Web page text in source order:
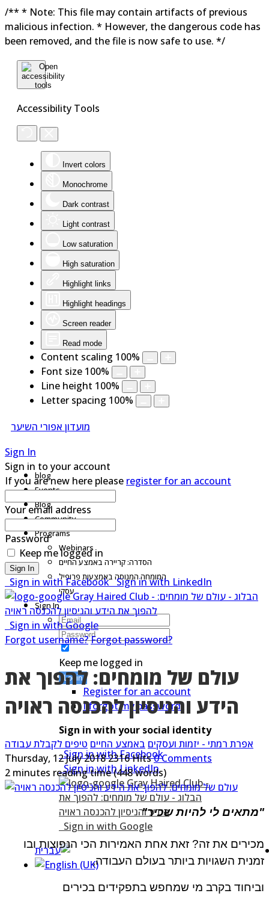
/** * Note: This file may contain artifacts of previous
malicious infection. * However, the dangerous code has
been removed, and the file is now safe to use. */
Accessibility Tools
Invert colors
Monochrome
Dark contrast
Light contrast
Low saturation
High saturation
Highlight links
Highlight headings
Screen reader
Read mode
Content scaling 100%
Font size 100%
Line height 100%
Letter spacing 100%
מועדון אפורי השיער
blog
Events
Blog
Community
Programs
Webinars
הסדרה: קריירה באמצע החיים
המומחה המנוסה באמצעות פרופיל
עסקי
Sign In
Keep me logged in
Login
Register for an account
I forgot my password
Sign in with your social identity
Sign in with Facebook
Sign in with LinkedIn
Sign in with Google
Sign In
Sign in to your account
If you are new here please register for an account
Your email address
Password
Keep me logged in
Sign In
Sign in with FacebookSign in with LinkedIn
Sign in with Google
Forgot username?Forgot password?
עולם של מומחים: להפוך את
הידע והניסיון להכנסה ראויה
אפרת רמתי - יזמות ועסקים באמצע החיים טיפים לקבלת עבודה
Thursday, 12 July 20182316 Hits0 Comments
2 minutes reading time(448 words)
"מתאים לי להיות שכיר"
מכירים את זה? זאת אחת האמירות הכי הנפוצות ובו
זמנית השגויות ביותר בעולם העבודה,
וביחוד בקרב מי שמחפש בתפקידים בכירים